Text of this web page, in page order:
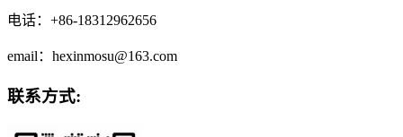
电话：+86-18312962656
email：hexinmosu@163.com
联系方式: